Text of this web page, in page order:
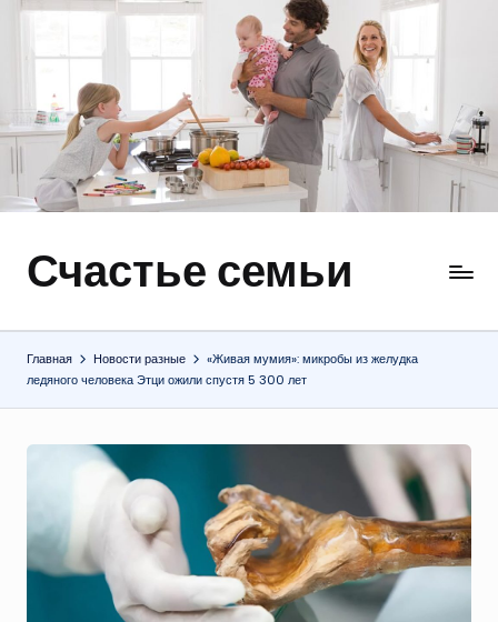
содержимому
Счастье семьи
Быт,
отношения
Главная Новости разные
«Живая мумия»: микробы из желудка
ледяного человека Этци ожили спустя 5 300 лет